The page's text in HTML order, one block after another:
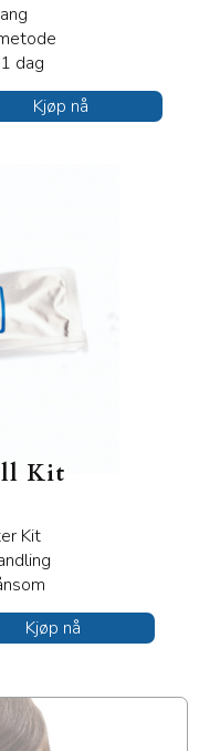
dag
Kjøp nå
Kit
Kit
Kjøp nå